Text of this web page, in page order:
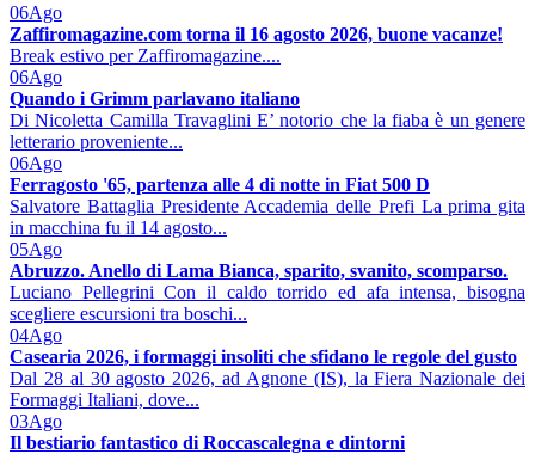
06Ago
Zaffiromagazine.com torna il 16 agosto 2026, buone vacanze!
Break estivo per Zaffiromagazine....
06Ago
Quando i Grimm parlavano italiano
Di Nicoletta Camilla Travaglini E’ notorio che la fiaba è un genere
letterario proveniente...
06Ago
Ferragosto '65, partenza alle 4 di notte in Fiat 500 D
Salvatore Battaglia Presidente Accademia delle Prefi La prima gita
in macchina fu il 14 agosto...
05Ago
Abruzzo. Anello di Lama Bianca, sparito, svanito, scomparso.
Luciano Pellegrini Con il caldo torrido ed afa intensa, bisogna
scegliere escursioni tra boschi...
04Ago
Casearia 2026, i formaggi insoliti che sfidano le regole del gusto
Dal 28 al 30 agosto 2026, ad Agnone (IS), la Fiera Nazionale dei
Formaggi Italiani, dove...
03Ago
Il bestiario fantastico di Roccascalegna e dintorni